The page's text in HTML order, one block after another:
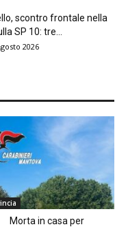
scontro frontale nella
SP 10: tre...
2026
Morta in casa per